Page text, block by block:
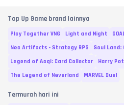
Top Up Game brand lainnya
Play Together VNG Light and Night
Neo Artifacts - Strategy RPG
Soul Land:
Legend of Aoqi: Card Collector
Harry
The Legend of Neverland
MARVEL Duel
Termurah hari ini